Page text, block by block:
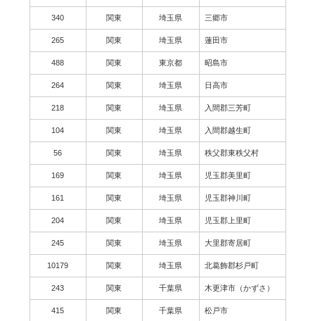
340 関東 埼玉県 三郷市
265 関東 埼玉県 蓮田市
488 関東 東京都 昭島市
264 関東 埼玉県 日高市
218 関東 埼玉県 入間郡三芳町
104 関東 埼玉県 入間郡越生町
56 関東 埼玉県 秩父郡東秩父村
169 関東 埼玉県 児玉郡美里町
161 関東 埼玉県 児玉郡神川町
204 関東 埼玉県 児玉郡上里町
245 関東 埼玉県 大里郡寄居町
10179 関東 埼玉県 北葛飾郡杉戸町
243 関東 千葉県 木更津市（かずさ）
415 関東 千葉県 松戸市